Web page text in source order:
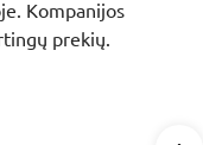
Kompanijos
prekių.